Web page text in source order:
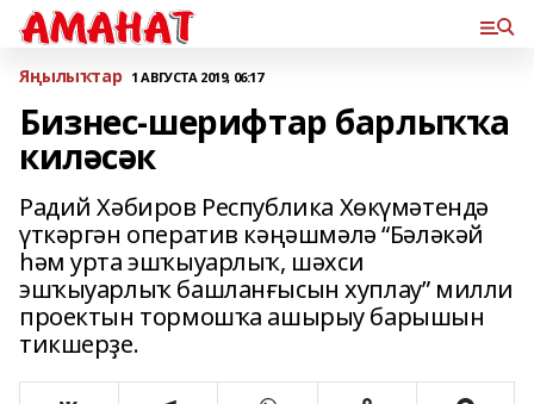
Яңылыҡтар 1 АВГУСТА 2019, 06:17
Бизнес-шерифтар барлыҡҡа
киләсәк
Радий Хәбиров Республика Хөкүмәтендә
үткәргән оператив кәңәшмәлә “Бәләкәй
һәм урта эшҡыуарлыҡ, шәхси
эшҡыуарлыҡ башланғысын хуплау” милли
проектын тормошҡа ашырыу барышын
тикшерҙе.